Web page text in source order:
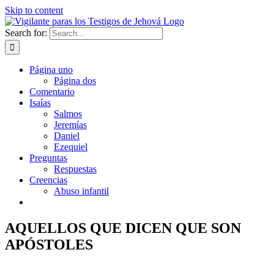
Skip to content
Search for:
Página uno
Página dos
Comentario
Isaías
Salmos
Jeremías
Daniel
Ezequiel
Preguntas
Respuestas
Creencias
Abuso infantil
AQUELLOS QUE DICEN QUE SON
APÓSTOLES